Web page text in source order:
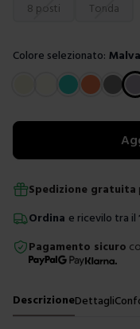
8 posti
Tonda
Colore selezionato: Malva
Scegli un colore
Spedizione gratuita
Ordina e ricevilo tra il
Pagamento sicuro
DescrizioneDettagli